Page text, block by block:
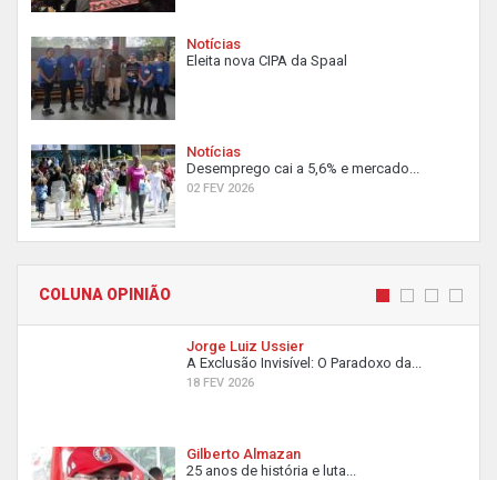
Notícias
Eleita nova CIPA da Spaal
Notícias
Desemprego cai a 5,6% e mercado...
02 FEV 2026
COLUNA OPINIÃO
Jorge Luiz Ussier
A Exclusão Invisível: O Paradoxo da...
18 FEV 2026
Gilberto Almazan
25 anos de história e luta...